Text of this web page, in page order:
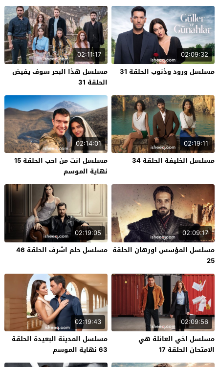
02:09:32
مسلسل ورود وذنوب الحلقة 31
02:11:17
مسلسل هذا البحر سوف يفيض
الحلقة 31
02:19:11
مسلسل الخليفة الحلقة 34
02:14:01
مسلسل انت من احب الحلقة 15
نهاية الموسم
02:09:17
مسلسل المؤسس اورهان الحلقة
25
02:19:05
مسلسل حلم اشرف الحلقة 46
02:09:56
مسلسل اخي العائلة هي
الامتحان الحلقة 17
02:19:43
مسلسل المدينة البعيدة الحلقة
63 نهاية الموسم